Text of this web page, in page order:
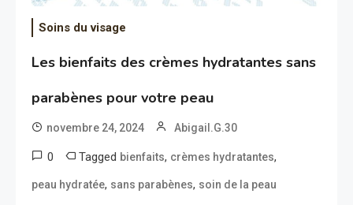
Soins du visage
Les bienfaits des crèmes hydratantes sans
parabènes pour votre peau
novembre 24, 2024 Abigail.G.30
0 Tagged bienfaits, crèmes hydratantes,
peau hydratée, sans parabènes, soin de la peau